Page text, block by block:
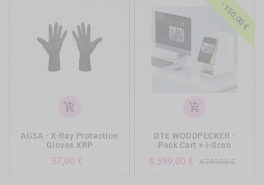
add_shopping_cart
AGSA - X-Ray Protection
Gloves XRP
57,00 €
add_shopping_cart
-150,00 €
DTE WOODPECKER -
Pack Cart + I-Scan
4.599,00 € 4.749,00 €